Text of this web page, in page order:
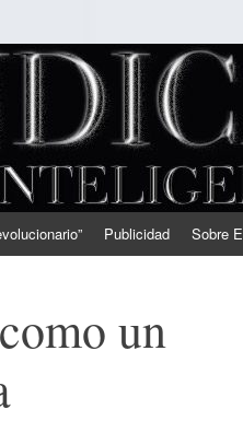
Publicidad Sobre
un